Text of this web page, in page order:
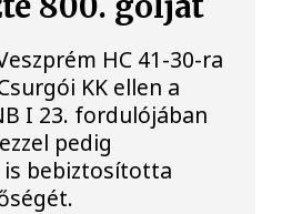
HC 41-30-ra
KK ellen a
I 23. fordulójában
pedig
bebiztosította